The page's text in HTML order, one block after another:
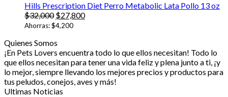
Hills Prescription Diet Perro Metabolic Lata Pollo 13 oz
$32,000 El
precio
era:
$32,000.
$27,800El
$27,800.
Ahorras:$4,200
Quienes Somos
¡En Pets Lovers encuentra todo lo que ellos necesitan! Todo lo
que ellos necesitan para tener una vida feliz y plena junto a ti, ¡y
lo mejor, siempre llevando los mejores precios y productos para
tus peludos, conejos, aves y más!
Ultimas Noticias